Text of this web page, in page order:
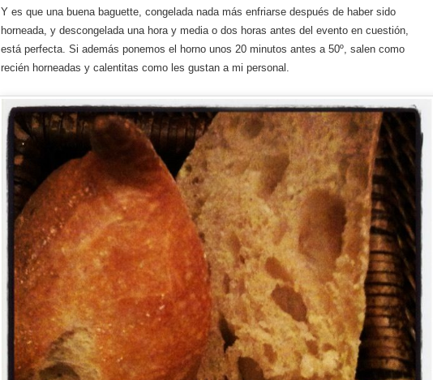
Y es que una buena baguette, congelada nada más enfriarse después de haber sido
horneada, y descongelada una hora y media o dos horas antes del evento en cuestión,
está perfecta. Si además ponemos el horno unos 20 minutos antes a 50º, salen como
recién horneadas y calentitas como les gustan a mi personal.